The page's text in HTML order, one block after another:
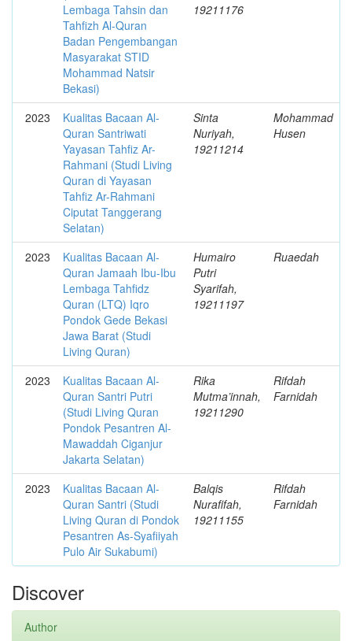
Lembaga Tahsin dan
Tahfizh Al-Quran
Badan Pengembangan
Masyarakat STID
Mohammad Natsir
Bekasi)
19211176
2023
Kualitas Bacaan Al-
Quran Santriwati
Yayasan Tahfiz Ar-
Rahmani (Studi Living
Quran di Yayasan
Tahfiz Ar-Rahmani
Ciputat Tanggerang
Selatan)
Sinta
Nuriyah,
19211214
Mohammad
Husen
2023
Kualitas Bacaan Al-
Quran Jamaah Ibu-Ibu
Lembaga Tahfidz
Quran (LTQ) Iqro
Pondok Gede Bekasi
Jawa Barat (Studi
Living Quran)
Humairo
Putri
Syarifah,
19211197
Ruaedah
2023
Kualitas Bacaan Al-
Quran Santri Putri
(Studi Living Quran
Pondok Pesantren Al-
Mawaddah Ciganjur
Jakarta Selatan)
Rika
Mutma’innah,
19211290
Rifdah
Farnidah
2023
Kualitas Bacaan Al-
Quran Santri (Studi
Living Quran di Pondok
Pesantren As-Syafiiyah
Pulo Air Sukabumi)
Balqis
Nurafifah,
19211155
Rifdah
Farnidah
Discover
Author